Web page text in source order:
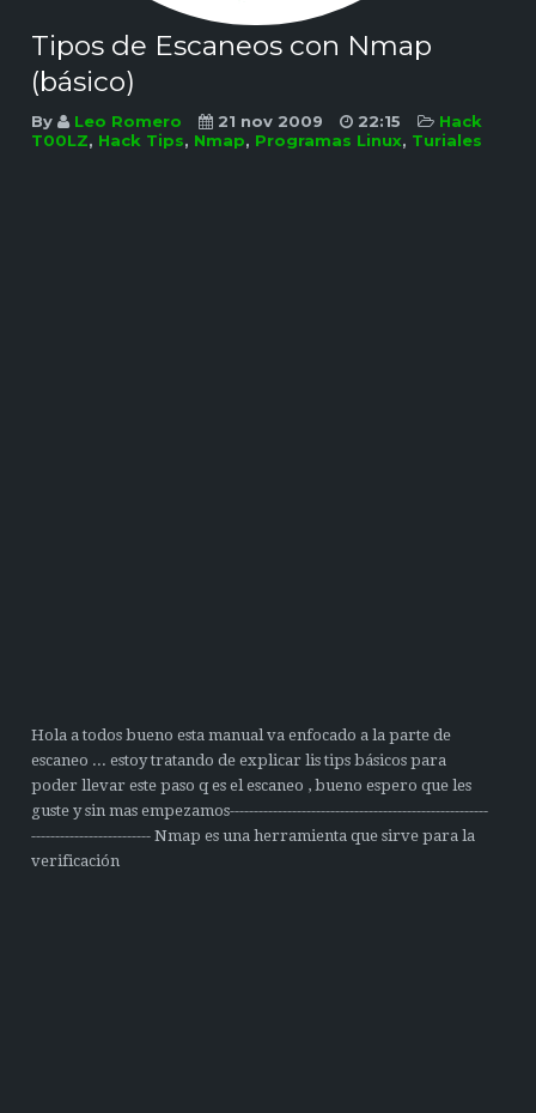
Tipos de Escaneos con Nmap
(básico)
By Leo Romero 21 nov 2009 22:15
Hack
T00LZ, Hack Tips, Nmap, Programas Linux, Turiales
Hola a todos bueno esta manual va enfocado a la parte de
escaneo ... estoy tratando de explicar lis tips básicos para
poder llevar este paso q es el escaneo , bueno espero que les
guste y sin mas empezamos------------------------------------------------------
------------------------- Nmap es una herramienta que sirve para la
verificación